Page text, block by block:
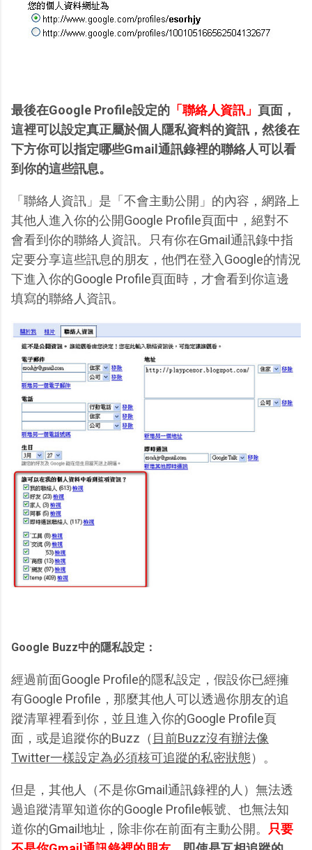
最後在Google Profile設定的 「聯絡人資訊」 頁面，
這裡可以設定真正屬於個人隱私資料的資訊，然後在
下方你可以指定哪些Gmail通訊錄裡的聯絡人可以看
到你的這些訊息。
「聯絡人資訊」是「不會主動公開」的內容，網路上
其他人進入你的公開Google Profile頁面中，絕對不
會看到你的聯絡人資訊。只有你在Gmail通訊錄中指
定要分享這些訊息的朋友，他們在登入Google的情況
下進入你的Google Profile頁面時，才會看到你這邊
填寫的聯絡人資訊。
Google Buzz中的隱私設定：
經過前面Google Profile的隱私設定，假設你已經擁
有Google Profile，那麼其他人可以透過你朋友的追
蹤清單裡看到你，並且進入你的Google Profile頁
面，或是追蹤你的Buzz（ 目前Buzz沒有辦法像
Twitter一樣設定為必須核可追蹤的私密狀態）。
但是，其他人（不是你Gmail通訊錄裡的人）無法透
過追蹤清單知道你的Google Profile帳號、也無法知
道你的Gmail地址，除非你在前面有主動公開。 只要